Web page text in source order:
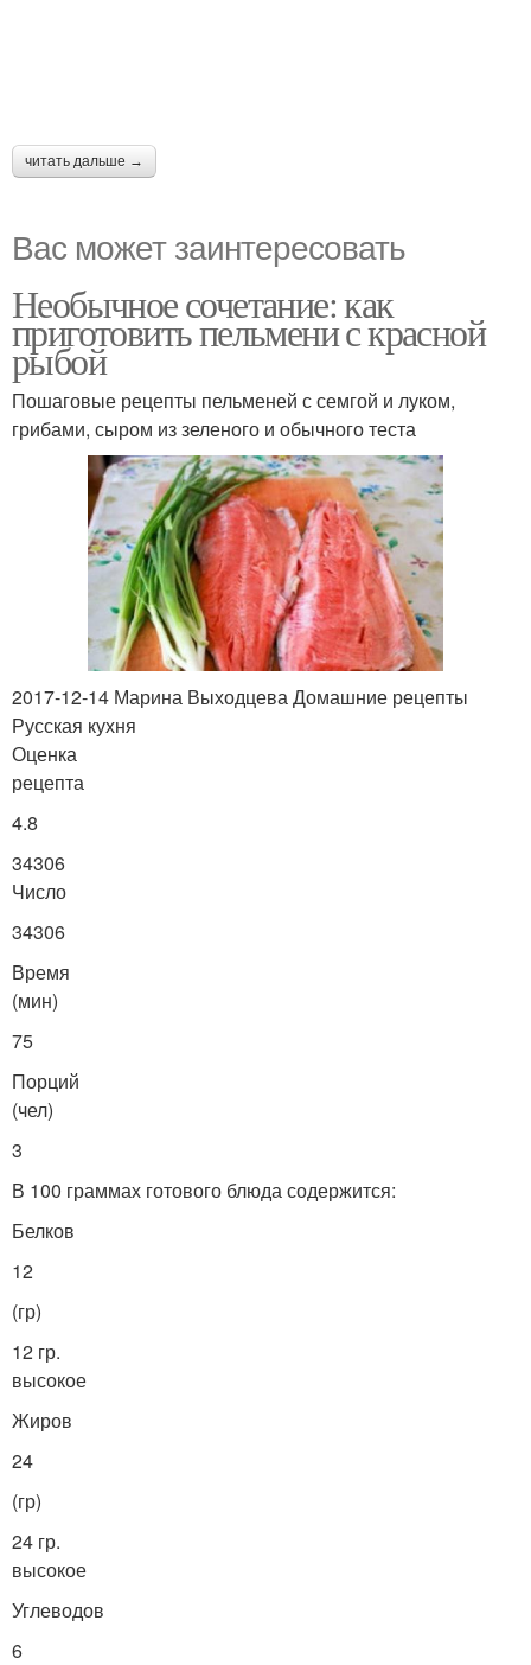
читать дальше →
Вас может заинтересовать
Необычное сочетание: как
приготовить пельмени с красной
рыбой
Пошаговые рецепты пельменей с семгой и луком,
грибами, сыром из зеленого и обычного теста
2017-12-14 Марина Выходцева Домашние рецепты
Русская кухня
Оценка
рецепта
4.8
34306
Число
34306
Время
(мин)
75
Порций
(чел)
3
В 100 граммах готового блюда содержится:
Белков
12
(гр)
12 гр.
высокое
Жиров
24
(гр)
24 гр.
высокое
Углеводов
6